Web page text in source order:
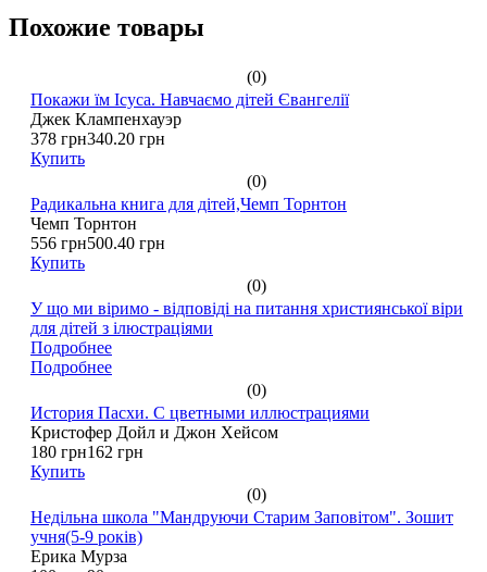
Похожие товары
(0)
Покажи їм Ісуса. Навчаємо дітей Євангелії
Джек Клампенхауэр
378 грн340.20 грн
Купить
(0)
Радикальна книга для дітей,Чемп Торнтон
Чемп Торнтон
556 грн500.40 грн
Купить
(0)
У що ми віримо - відповіді на питання християнської віри
для дітей з ілюстраціями
Подробнее
Подробнее
(0)
История Пасхи. С цветными иллюстрациями
Кристофер Дойл и Джон Хейсом
180 грн162 грн
Купить
(0)
Недільна школа "Мандруючи Старим Заповітом". Зошит
учня(5-9 років)
Ерика Мурза